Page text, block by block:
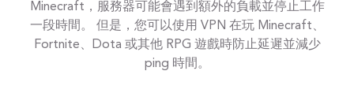
Minecraft，服務器可能會遇到額外的負載並停止工作
一段時間。 但是，您可以使用 VPN 在玩 Minecraft、
Fortnite、Dota 或其他 RPG 遊戲時防止延遲並減少
ping 時間。